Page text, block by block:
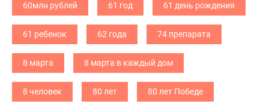
60млн рублей 61 год 61 день рождения
61 ребенок 62 года 74 препарата
8 марта 8 марта в каждый дом
8 человек 80 лет 80 лет Победе